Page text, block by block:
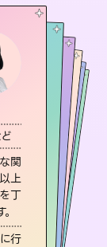
関
上
丁
行
ど
古の
へ向
も具
て
まし
など
愛や片
知りた
ことを
す。
や濁
の気
ど
まし
だなと
ど
肢があり
いるあな
の未来を
す。
心など
対策が
など
報告実績
の施術経
、より良
もこち
いらっ